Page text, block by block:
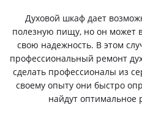
Духовой шкаф дает
полезную пищу, но он может
свою надежность. В этом
профессиональный ремонт
сделать профессионалы из
своему опыту они быстро
найдут